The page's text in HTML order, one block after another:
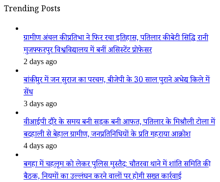
Trending Posts
ग्रामीण अंचल की प्रतिभा ने फिर रचा इतिहास, पतिलार की बेटी सिद्धि रानी
मुजफ्फरपुर विश्वविद्यालय में बनीं असिस्टेंट प्रोफेसर
2 days ago
बांकीपुर में जन सुराज का परचम, बीजेपी के 30 साल पुराने अभेद्य किले में
सेंध
3 days ago
वीआईपी दौरे के समय बनी सड़क बनी आफत, पतिलार के मिश्रौली टोला में
बदहाली से बेहाल ग्रामीण, जनप्रतिनिधियों के प्रति गहराया आक्रोश
4 days ago
बगहा में चहलूम को लेकर पुलिस मुस्तैद: चौतरवा थाने में शांति समिति की
बैठक, नियमों का उल्लंघन करने वालों पर होगी सख्त कार्रवाई